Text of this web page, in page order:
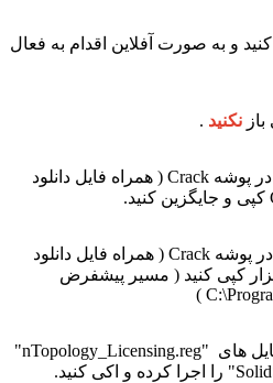
و به صورت آفلاین اقدام به فعال
نکنید .
2 - پوشه ProgramData موجود در پوشه Crack ( همراه فایل دانلود
3 - فایل "netapi32.dll" موجود در پوشه Crack ( همراه فایل دانلود
کپی کنید ( مسیر پیشفرض
3 - داخل پوشه Crack این بار فایل های "nTopology_Licensing.reg"